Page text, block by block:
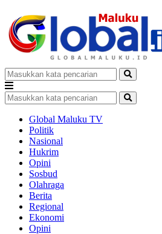
Global Maluku TV
Politik
Nasional
Hukrim
Opini
Sosbud
Olahraga
Berita
Regional
Ekonomi
Opini